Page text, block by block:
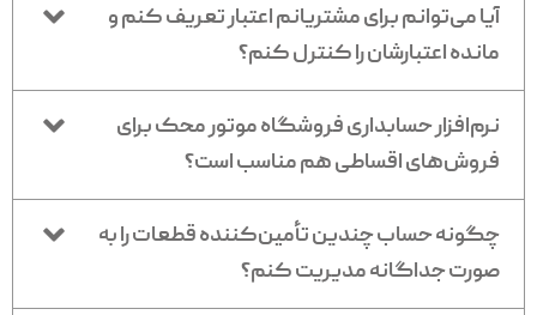
آیا می‌توانم برای مشتریانم اعتبار تعریف کنم و
مانده اعتبارشان را کنترل کنم؟
نرم‌افزار حسابداری فروشگاه موتور محک برای
فروش‌های اقساطی هم مناسب است؟
چگونه حساب چندین تأمین‌کننده قطعات را به
صورت جداگانه مدیریت کنم؟